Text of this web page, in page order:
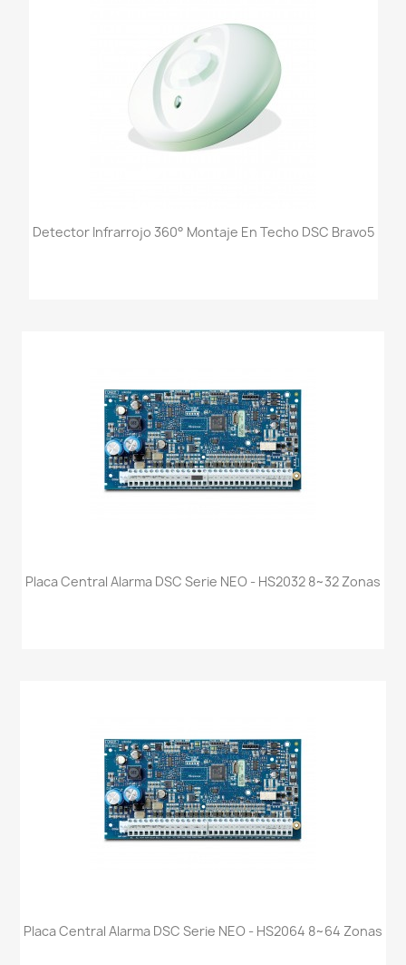
Detector Infrarrojo 360° Montaje En Techo DSC Bravo5
Placa Central Alarma DSC Serie NEO - HS2032 8~32 Zonas
Placa Central Alarma DSC Serie NEO - HS2064 8~64 Zonas